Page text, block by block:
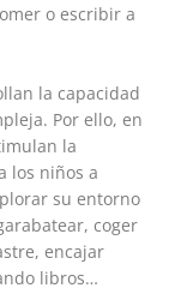
o escribir a
la capacidad
Por ello, en
la
los niños a
su entorno
coger
encajar
libros…